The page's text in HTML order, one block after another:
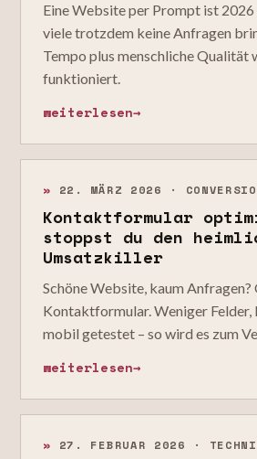
Eine Website per Prompt ist
viele trotzdem keine Anfragen
Tempo plus menschliche Qualität
funktioniert.
weiterlesen→
» 22. MÄRZ 2026 ·
Kontaktformular
stoppst du den
Umsatzkiller
Schöne Website, kaum
Kontaktformular. Weniger
mobil getestet – so wird es zum
weiterlesen→
» 27. FEBRUAR 2026 ·